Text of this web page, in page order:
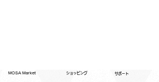
MOSA Market ショッピング サポート